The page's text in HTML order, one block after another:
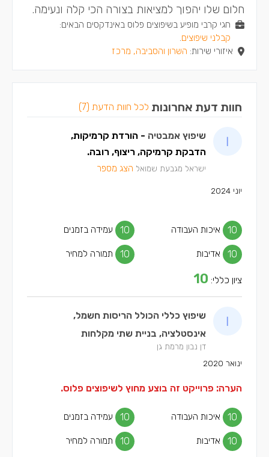
חלום שלו יהפוך למציאות בצורה הכי קלה ונעימה.
חגי קרבי מופיע בשיפוצים פלוס באינדקסים הבאים:
קבלני שיפוצים.
איזורי שירות: השרון והסביבה, מרכז
חוות דעת אחרונות לכל חוות הדעת (7)
שיפוץ אמבטיה - הורדת קרמיקות,
הדבקת קרמיקה, ריצוף, רובה.
ישראל מגבעת שמואל הצג מספר
יוני 2024
איכות העבודה 10 עמידה בזמנים 10
אדיבות 10 תמורה למחיר 10
ציון כללי: 10
שיפוץ כללי הכולל הריסות חשמל,
אינסטלציה, בניית שתי מקלחות
דן נבון מרמת גן
ינואר 2020
הערה: פרוייקט זה בוצע מחוץ לשיפוצים פלוס.
איכות העבודה 10 עמידה בזמנים 10
אדיבות 10 תמורה למחיר 10